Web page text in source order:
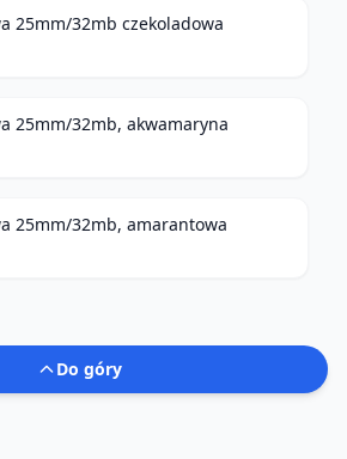
25mm/32mb czekoladowa
25mm/32mb, akwamaryna
25mm/32mb, amarantowa
Do góry